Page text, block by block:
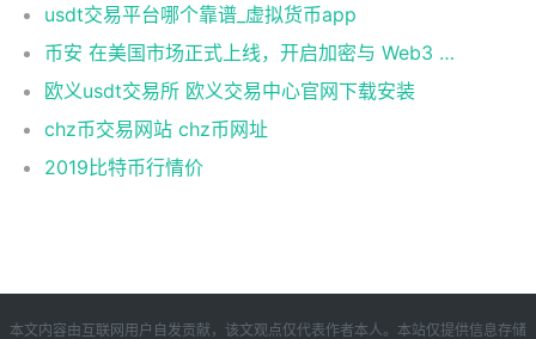
usdt交易平台哪个靠谱_虚拟货币app
币安 在美国市场正式上线，开启加密与 Web3 创新的全新时代！
欧义usdt交易所 欧义交易中心官网下载安装
chz币交易网站 chz币网址
2019比特币行情价
本文内容由互联网用户自发贡献，该文观点仅代表作者本人。本站仅提供信息存储